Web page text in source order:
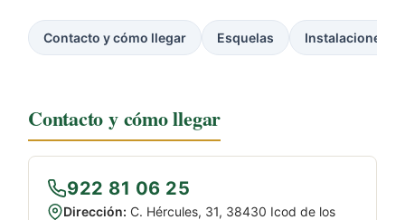
Contacto y cómo llegar Esquelas Instalaciones
Contacto y cómo llegar
922 81 06 25
Dirección: C. Hércules, 31, 38430 Icod de los